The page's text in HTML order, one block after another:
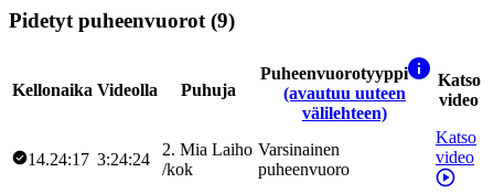
Pidetyt puheenvuorot (9)
Kellonaika Videolla Puhuja
Puheenvuorotyyppi
(avautuu uuteen
välilehteen)
Katso
video
14.24:17 3:24:24
2. Mia Laiho
/kok
Varsinainen
puheenvuoro
Katso
video